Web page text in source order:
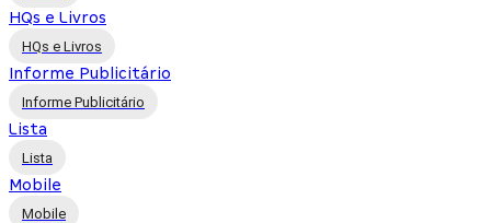
HQs e Livros
HQs e Livros
Informe Publicitário
Informe Publicitário
Lista
Lista
Mobile
Mobile